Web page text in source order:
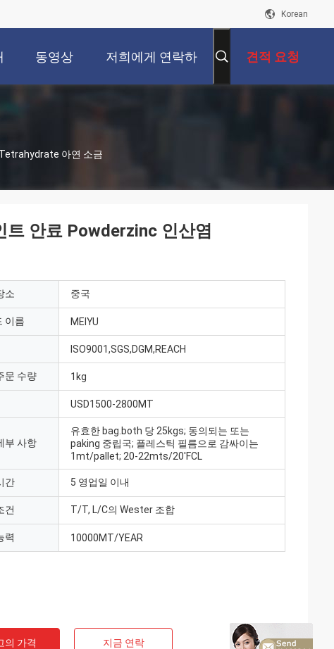
Korean
동영상 저희에게 연락하 견적 요청
아연 소금
안료 Powderzinc 인산염
소 중국
이름 MEIYU
ISO9001,SGS,DGM,REACH
문 수량 1kg
USD1500-2800MT
부 사항
유효한 bag.both 당 25kgs; 동의되는 또는
paking 중립국; 플레스틱 필름으로 감싸이는
1mt/pallet; 20-22mts/20'FCL
간 5 영업일 이내
건 T/T, L/C의 Wester 조합
력 10000MT/YEAR
의 가격 지금 연락